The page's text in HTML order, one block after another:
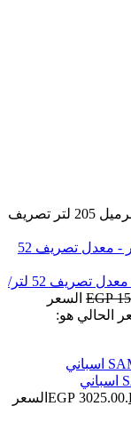
طلمبة زيت عامودية 1-3 لبرميل 205 لتر تصريف
طلمبة زيت هوائية عامود 1:1 لبرميل 200 لتر - معدل تصريف 52 لتر/
EGP السعر
الحالي هو:
السعر